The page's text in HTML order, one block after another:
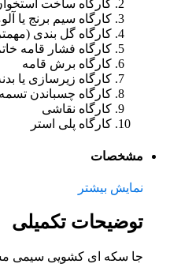
کارگاه ساخت
کارگاه سیم برنج یا
کارگاه گل بندی
کارگاه فشار قامه
کارگاه برش قامه
کارگاه زیرسازی یا
کارگاه چسباندن
کارگاه نقاشی
کارگاه پلی استر
مشخصات
نمایش بیشتر
توضیحات تکمیلی
جا سکه ای کشویی سیمی